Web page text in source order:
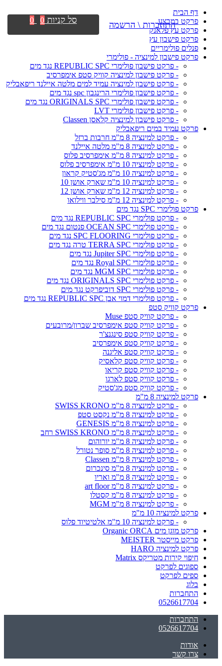
דף הבית
פרקט במבצע
פרקט עץ פלאנק
פרקט פישבון עץ
פנלים פולימריים
פרקט פישבון למינציה - פולימרי
- פרקט פישבון פולימרי REPUBLIC SPC נגד מים
- פרקט פישבון למינציה קוויק סטפ אימפרסיב
- פרקט פישבון למינציה עמיד למים מלטה איילנד ריפאבליק
- פרקט פישבון פולימרי הרינגבון spc נגד מים
- פרקט פישבון פולימרי ORIGINALS SPC נגד מים
- פרקט פישבון פולימרי LVT
- פרקט פישבון למינציה קלאסן Classen
פרקט עמיד במים ריפאבליק
- פרקט למינציה 8 מ"מ חרבות ברזל
- פרקט למינציה 8 מ"מ מלטה איילנד
- פרקט למינציה 8 מ"מ אימפרסיב פלוס
- פרקט למינציה 10 מ"מ אימפרסיב פלוס
- פרקט למינציה 10 מ"מ מג'סטיק קראון
- פרקט למינציה 10 מ"מ שארק אושן 10
- פרקט למינציה 12 מ"מ שארק אושן 12
- פרקט למינציה 12 מ"מ סילבר ווילואו
פרקט פולימרי SPC נגד מים
- פרקט פולימרי REPUBLIC SPC נגד מים
- פרקט פולימרי OCEAN SPC פנטום נגד מים
- פרקט פולימרי SPC FLOORING נגד מים
- פרקט פולימרי TERRA SPC טרה נגד מים
- פרקט פולימרי Jupiter SPC נגד מים
- פרקט פולימרי Royal SPC נגד מים
- פרקט פולימרי MGM SPC נגד מים
- פרקט פולימרי ORIGINALS SPC נגד מים
- פרקט פולימרי SPC דוביפרקט נגד מים
- פרקט פולימרי דמוי אבן REPUBLIC SPC נגד מים
פרקט קוויק סטפ
- פרקט קוויק סטפ Muse
- פרקט קוויק סטפ אימפרסיב שברון/מרובעים
- פרקט קוויק סטפ סינגנצ'ר
- פרקט קוויק סטפ אימפרסיב
- פרקט קוויק סטפ אליגנה
- פרקט קוויק סטפ קלאסיק
- פרקט קוויק סטפ קריאו
- פרקט קוויק סטפ לארגו
- פרקט קוויק סטפ מג'סטיק
פרקט למינציה 8 מ"מ
- פרקט למינציה 8 מ"מ SWISS KRONO
- פרקט למינציה 8 מ"מ נקסט סטפ
- פרקט למינציה 8 מ"מ GENESIS
- פרקט למינציה 8 מ"מ SWISS KRONO רחב
- פרקט למינציה 8 מ"מ יורוהום
- פרקט למינציה 8 מ"מ סופר נטורל
- פרקט למינציה 8 מ"מ Classen
- פרקט למינציה 8 מ"מ סינכרום
- פרקט למינציה 8 מ"מ ואריו
- פרקט למינציה 8 מ"מ art floor
- פרקט למינציה 8 מ"מ קסטלו
- פרקט למינציה 8 מ"מ MGM
פרקט למינציה 10 מ"מ
- פרקט למינציה 10 מ"מ אלטיטיוד פלוס
פרקט מוגן מים Organic ORCA
פרקט מייסטר MEISTER
פרקט למינציה HARO
חיפוי קירות מטריקס Matrix
ספוגים לפרקט
ספים לפרקט
בלוג
התחברות
0526617704
התחברות
0526617704
אודות
צרו קשר
התחברות \ הרשמה סל קניות 0
0